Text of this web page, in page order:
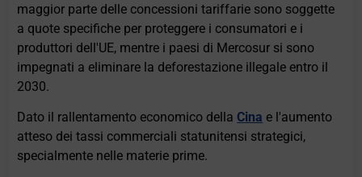
maggior parte delle concessioni tariffarie sono soggette
a quote specifiche per proteggere i consumatori e i
produttori dell'UE, mentre i paesi di Mercosur si sono
impegnati a eliminare la deforestazione illegale entro il
2030.
Dato il rallentamento economico della Cina e l'aumento
atteso dei tassi commerciali statunitensi strategici,
specialmente nelle materie prime.